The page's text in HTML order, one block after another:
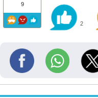
9
2